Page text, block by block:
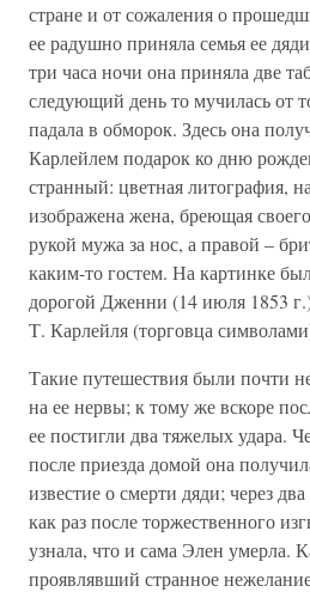
стране и от сожаления о
ее радушно приняла семья ее
три часа ночи она приняла две
следующий день то мучилась от
падала в обморок. Здесь она
Карлейлем подарок ко дню
странный: цветная литография,
изображена жена, бреющая
рукой мужа за нос, а правой –
каким-то гостем. На картинке
дорогой Дженни (14 июля 1853
Т. Карлейля (торговца
Такие путешествия были почти
на ее нервы; к тому же вскоре
ее постигли два тяжелых удара.
после приезда домой она
известие о смерти дяди; через
как раз после торжественного
узнала, что и сама Элен умерла.
проявлявший странное